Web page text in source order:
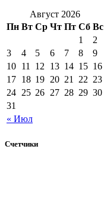
Август 2026
Пн Вт Ср Чт Пт Сб Вс
« Июл
1
2
3
4 5 6 7 8
9
10 11 12 13 14 15 16
17 18 19 20 21 22 23
24 25 26 27 28 29 30
31
Счетчики